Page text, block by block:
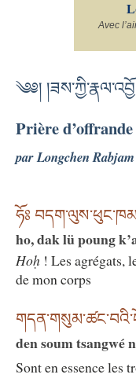
Avec
༄༅།
Prière
par Longchen Rabjam
ཧོཿ
ho, dak lü poung
Hoḥ ! Les agrégats,
de mon corps
den soum tsangwé
Sont en essence les